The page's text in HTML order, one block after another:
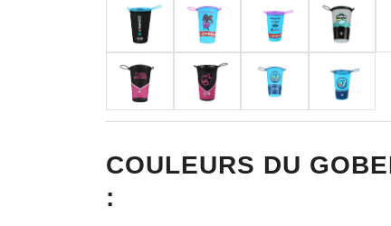
COULEURS DU
: